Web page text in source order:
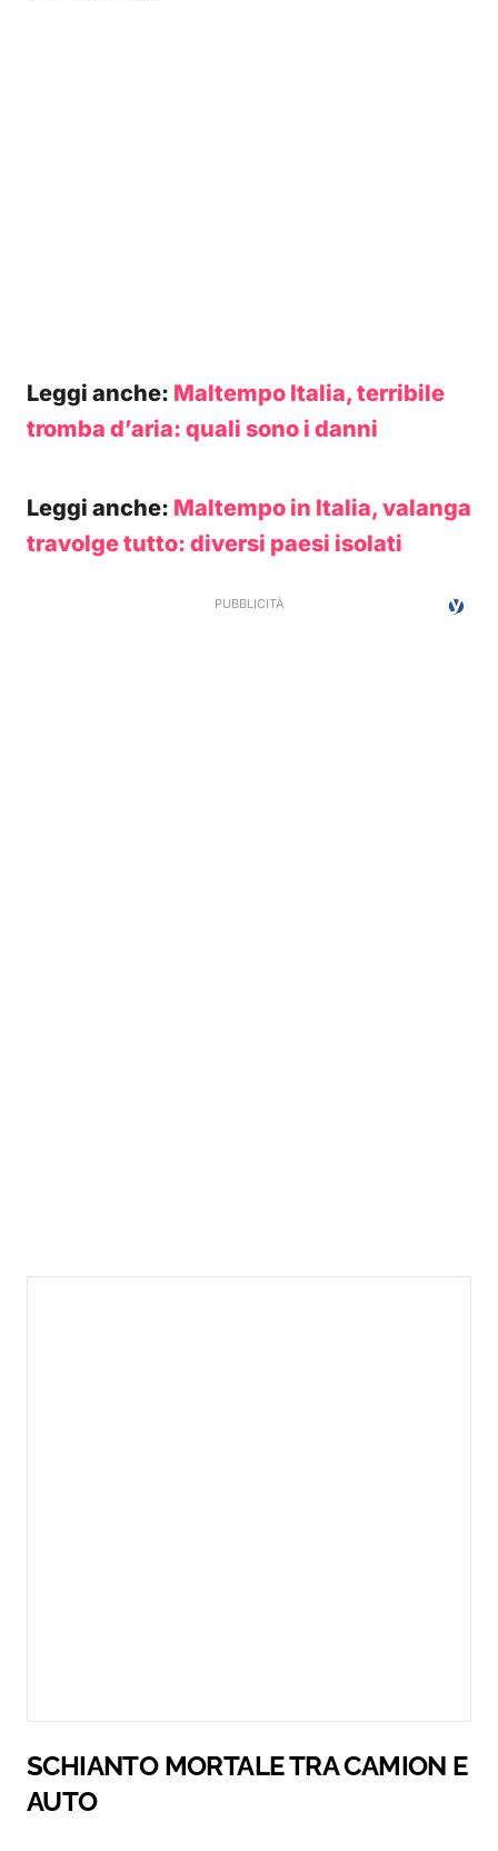
Leggi anche: Maltempo Italia, terribile
tromba d’aria: quali sono i danni
Leggi anche: Maltempo in Italia, valanga
travolge tutto: diversi paesi isolati
SCHIANTO MORTALE TRA CAMION E
AUTO